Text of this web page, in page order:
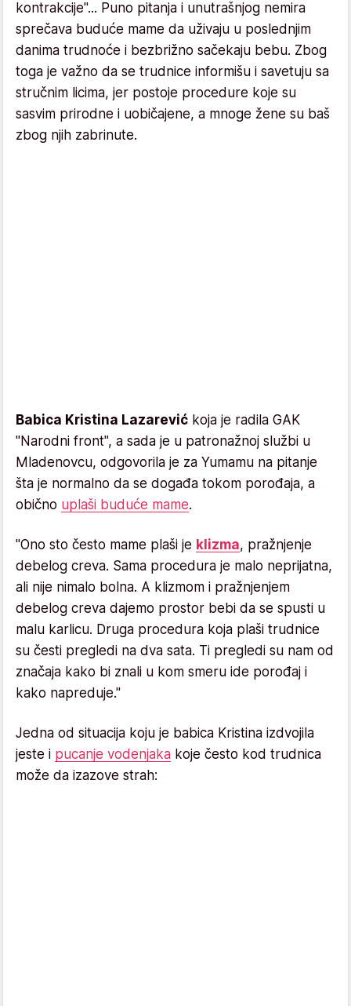
kontrakcije"... Puno pitanja i unutrašnjog nemira
sprečava buduće mame da uživaju u poslednjim
danima trudnoće i bezbrižno sačekaju bebu. Zbog
toga je važno da se trudnice informišu i savetuju sa
stručnim licima, jer postoje procedure koje su
sasvim prirodne i uobičajene, a mnoge žene su baš
zbog njih zabrinute.
Babica Kristina Lazarević koja je radila GAK
"Narodni front", a sada je u patronažnoj službi u
Mladenovcu, odgovorila je za Yumamu na pitanje
šta je normalno da se događa tokom porođaja, a
obično uplaši buduće mame.
"Ono sto često mame plaši je klizma, pražnjenje
debelog creva. Sama procedura je malo neprijatna,
ali nije nimalo bolna. A klizmom i pražnjenjem
debelog creva dajemo prostor bebi da se spusti u
malu karlicu. Druga procedura koja plaši trudnice
su česti pregledi na dva sata. Ti pregledi su nam od
značaja kako bi znali u kom smeru ide porođaj i
kako napreduje."
Jedna od situacija koju je babica Kristina izdvojila
jeste i pucanje vodenjaka koje često kod trudnica
može da izazove strah: